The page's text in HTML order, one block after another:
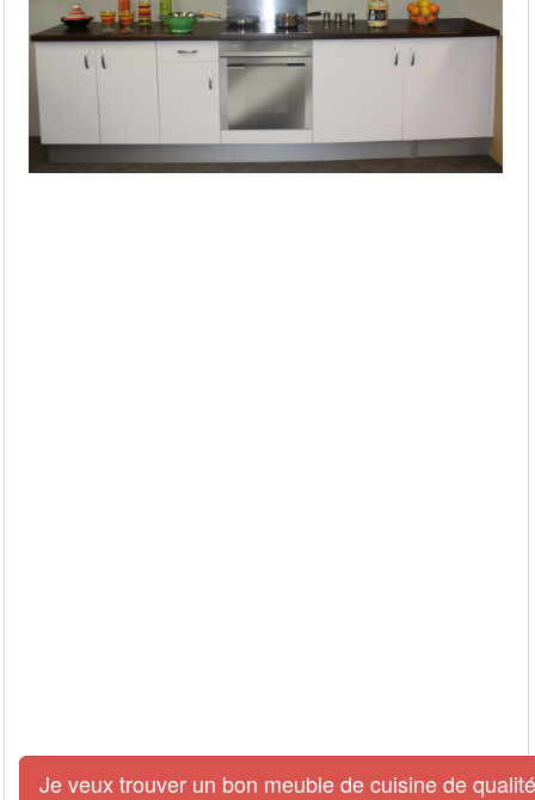
Je veux trouver un bon meuble de cuisine de